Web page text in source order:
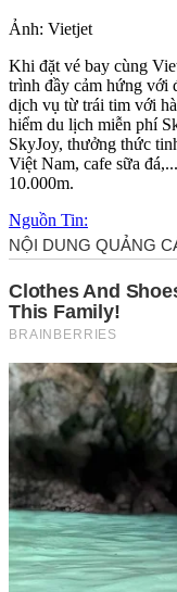
Ảnh: Vietjet
Khi đặt vé bay cùng
trình đầy cảm hứng với
dịch vụ từ trái tim với
hiểm du lịch miễn phí
SkyJoy, thưởng thức
Việt Nam, cafe sữa
10.000m.
Nguồn Tin: